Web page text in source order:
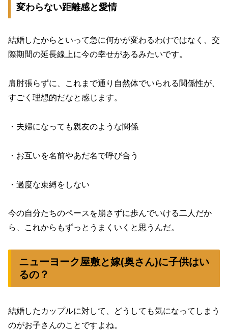
変わらない距離感と愛情
結婚したからといって急に何かが変わるわけではなく、交
際期間の延長線上に今の幸せがあるみたいです。
肩肘張らずに、これまで通り自然体でいられる関係性が、
すごく理想的だなと感じます。
・夫婦になっても親友のような関係
・お互いを名前やあだ名で呼び合う
・過度な束縛をしない
今の自分たちのペースを崩さずに歩んでいける二人だか
ら、これからもずっとうまくいくと思うんだ。
ニューヨーク屋敷と嫁(奥さん)に子供はい
るの？
結婚したカップルに対して、どうしても気になってしまう
のがお子さんのことですよね。